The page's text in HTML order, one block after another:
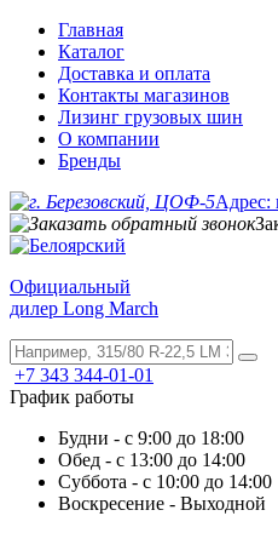
Главная
Каталог
Доставка и оплата
Контакты магазинов
Лизинг грузовых шин
О компании
Бренды
Адрес:
Официальный
дилер Long March
+7 343 344-01-01
График работы
Будни - с 9:00 до 18:00
Обед - с 13:00 до 14:00
Суббота - с 10:00 до 14:00
Воскресение - Выходной